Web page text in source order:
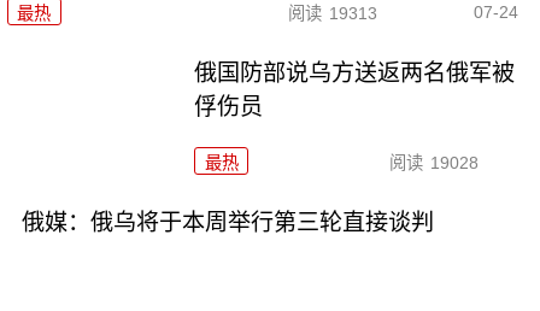
最热 阅读 19313 07-24
俄国防部说乌方送返两名俄军被
俘伤员
最热 阅读 19028
俄媒：俄乌将于本周举行第三轮直接谈判